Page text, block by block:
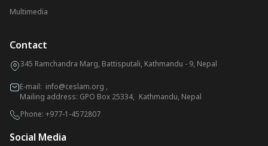
Multimedia
Contact
345 Ramchandra Marg, Battisputali, Kathmandu - 9, Nepal
E-mail: info@ceslam.org ,
Mailing address: GPO Box 25334, Kathmandu, Nepal
Phone: +977-1-4572807
Social Media